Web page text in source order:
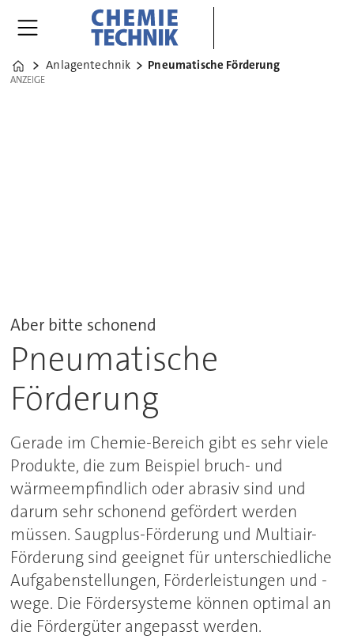
Home
Anlagentechnik Pneumatische Förderung
ANZEIGE
ANZEIGE
Aber bitte schonend
Pneumatische
Förderung
Gerade im Chemie-Bereich gibt es sehr viele
Produkte, die zum Beispiel bruch- und
wärmeempfindlich oder abrasiv sind und
darum sehr schonend gefördert werden
müssen. Saugplus-Förderung und Multiair-
Förderung sind geeignet für unterschiedliche
Aufgabenstellungen, Förderleistungen und -
wege. Die Fördersysteme können optimal an
die Fördergüter angepasst werden.